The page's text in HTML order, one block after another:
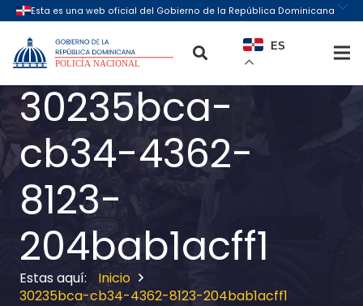
ES
30235bca-
cb34-4362-
8123-
204bab1acff1
Inicio
30235bca-cb34-4362-8123-204bab1acff1